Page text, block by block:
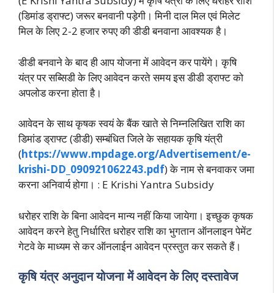
(डिमांड ड्राफ्ट) जरूर बनवानी पड़ेगी। मिनी दाल मिल एवं मिलेट
मिल के लिए 2-2 हजार रुपए की डीडी बनवाना आवश्यक है।
डीडी बनवाने के बाद ही आप योजना में आवेदन कर पायेंगे। कृषि
यंत्र पर सब्सिडी के लिए आवेदन करते समय इस डीडी ड्राफ्ट को
अपलोड करना होता है।
आवेदन के साथ कृषक स्वयं के बैंक खाते से निम्नलिखित राशि का
डिमांड ड्राफ्ट (डीडी) सम्बंधित जिले के सहायक कृषि यंत्री
(https://www.mpdage.org/Advertisement/e-
krishi-DD_090921062243.pdf) के नाम से बनवाकर जमा
करना अनिवार्य होगा। : E Krishi Yantra Subsidy
धरोहर राशि के बिना आवेदन मान्य नहीं किया जायेगा। इच्छुक कृषक
आवेदन करने हेतु निर्धारित धरोहर राशि का भुगतान ऑनलाइन पेमेंट
गेटवे के माध्यम से कर ऑनलाईन आवेदन प्रस्तुत कर सकते हैं।
कृषि यंत्र अनुदान योजना में आवेदन के लिए दस्तावेज